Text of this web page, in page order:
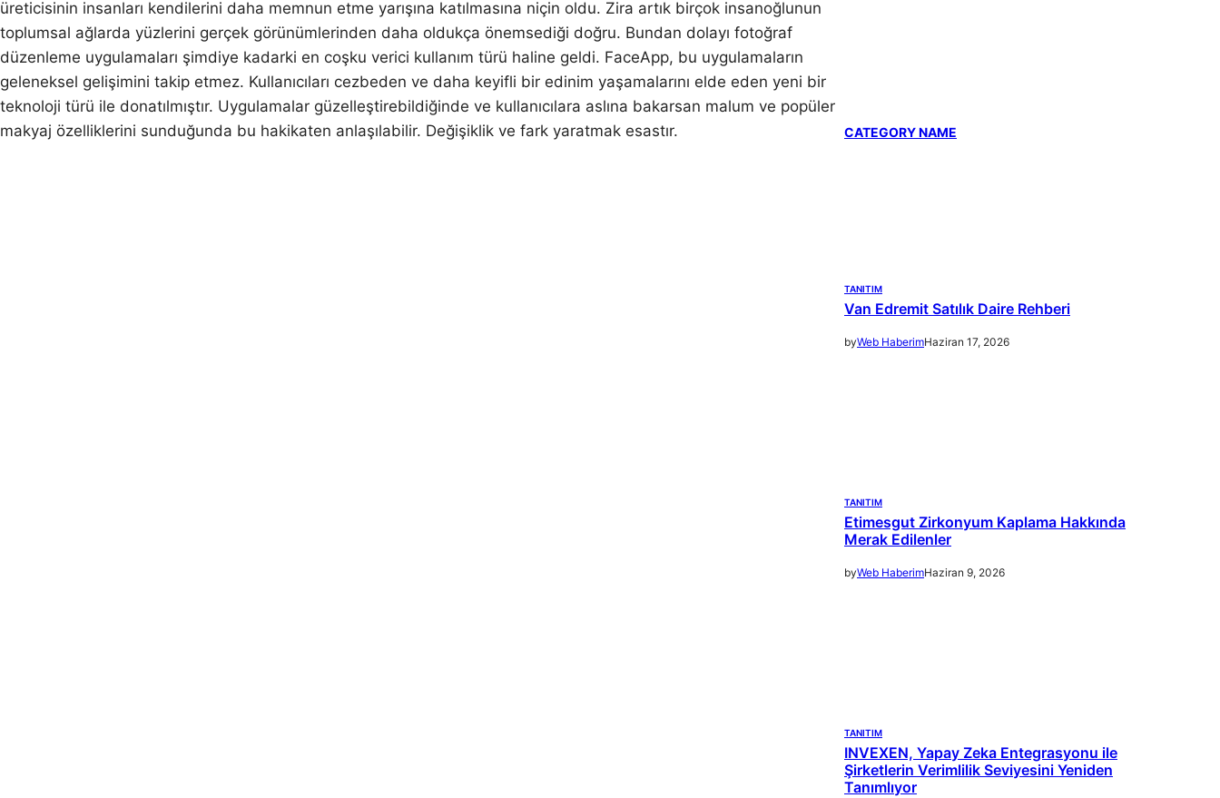
üreticisinin insanları kendilerini daha memnun etme yarışına katılmasına niçin oldu. Zira artık birçok insanoğlunun
toplumsal ağlarda yüzlerini gerçek görünümlerinden daha oldukça önemsediği doğru. Bundan dolayı fotoğraf
düzenleme uygulamaları şimdiye kadarki en coşku verici kullanım türü haline geldi. FaceApp, bu uygulamaların
geleneksel gelişimini takip etmez. Kullanıcıları cezbeden ve daha keyifli bir edinim yaşamalarını elde eden yeni bir
teknoloji türü ile donatılmıştır. Uygulamalar güzelleştirebildiğinde ve kullanıcılara aslına bakarsan malum ve popüler
makyaj özelliklerini sunduğunda bu hakikaten anlaşılabilir. Değişiklik ve fark yaratmak esastır.
CATEGORY NAME
TANITIM
Van Edremit Satılık Daire Rehberi
byWeb HaberimHaziran 17, 2026
TANITIM
Etimesgut Zirkonyum Kaplama Hakkında
Merak Edilenler
byWeb HaberimHaziran 9, 2026
TANITIM
INVEXEN, Yapay Zeka Entegrasyonu ile
Şirketlerin Verimlilik Seviyesini Yeniden
Tanımlıyor